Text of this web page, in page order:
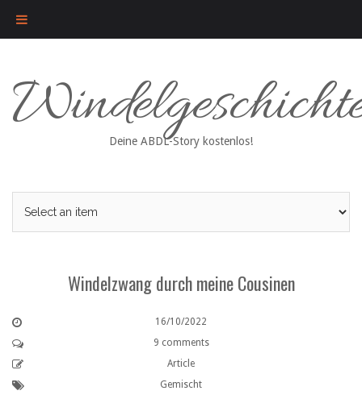
content
Deine ABDL-Story kostenlos!
Windelzwang durch meine Cousinen
16/10/2022
9 comments
Article
Gemischt